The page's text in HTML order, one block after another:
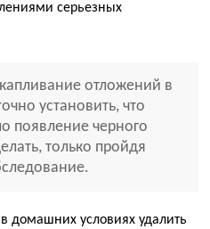
серьезных
отложений в
установить, что
появление черного
только пройдя
домашних условиях удалить